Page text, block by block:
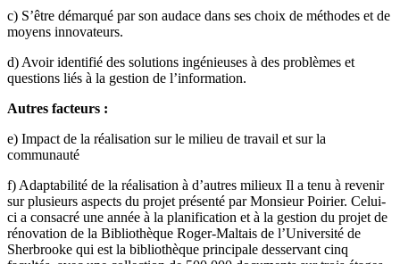
c) S’être démarqué par son audace dans ses choix de méthodes et de
moyens innovateurs.
d) Avoir identifié des solutions ingénieuses à des problèmes et
questions liés à la gestion de l’information.
Autres facteurs :
e) Impact de la réalisation sur le milieu de travail et sur la
communauté
f) Adaptabilité de la réalisation à d’autres milieux Il a tenu à revenir
sur plusieurs aspects du projet présenté par Monsieur Poirier. Celui-
ci a consacré une année à la planification et à la gestion du projet de
rénovation de la Bibliothèque Roger-Maltais de l’Université de
Sherbrooke qui est la bibliothèque principale desservant cinq